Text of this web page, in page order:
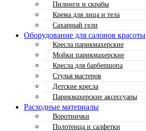
Пилинги и скрабы
Крема для лица и тела
Сахарный гели
Оборудование для салонов красоты
Кресла парикмахерские
Мойки парикмахерские
Кресла для барбершопа
Стулья мастеров
Детские кресла
Парикмахерские аксессуары
Расходные материалы
Воротнички
Полотенца и салфетки